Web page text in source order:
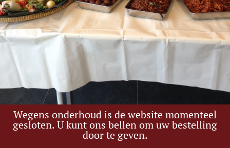
Wegens onderhoud is de website momenteel
gesloten. U kunt ons bellen om uw bestelling
door te geven.